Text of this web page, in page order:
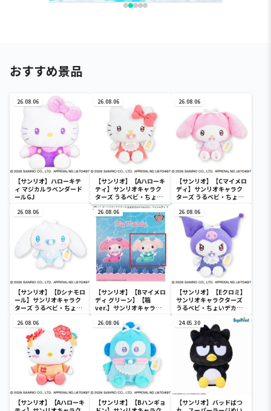
おすすめ景品
26.08.06
【サンリオ】ハローキテ
ィ マジカルラベンダード
ールGJ
26.08.06
【サンリオ】【Aハローキ
ティ】サンリオキャラク
ターズ うるベビ・ちょい
デカドール
26.08.06
【サンリオ】【Cマイメロ
ディ】サンリオキャラク
ターズ うるベビ・ちょい
26.08.06
【サンリオ】【Dシナモロ
ール】サンリオキャラク
ターズ うるベビ・ちょい
26.08.06
【サンリオ】【Bマイメロ
ディ グリーン】【箱
ver.】サンリオキャラク
SOFVIMATES～マイメロ
ディ マーメイドver. ～
26.08.06
【サンリオ】【Eクロミ】
サンリオキャラクターズ
うるベビ・ちょいデカド
26.08.06
【サンリオ】【Aハローキ
26.08.06
【サンリオ】【Bハンギョ
24.05.30
【サンリオ】バッドばつ